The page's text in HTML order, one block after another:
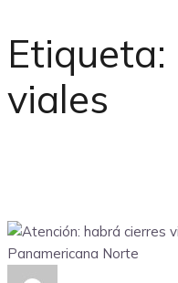
Etiqueta:
viales